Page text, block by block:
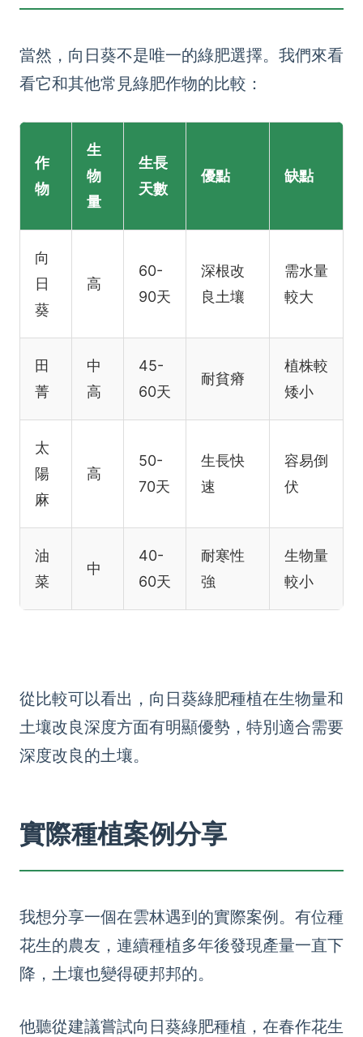
當然，向日葵不是唯一的綠肥選擇。我們來看
看它和其他常見綠肥作物的比較：
作
物
生
物
量
生長
天數
優點 缺點
向
日
葵
高
60-
90天
深根改
良土壤
需水量
較大
田
菁
中
高
45-
60天
耐貧瘠
植株較
矮小
太
陽
麻
高
50-
70天
生長快
速
容易倒
伏
油
菜
中
40-
60天
耐寒性
強
生物量
較小
從比較可以看出，向日葵綠肥種植在生物量和
土壤改良深度方面有明顯優勢，特別適合需要
深度改良的土壤。
實際種植案例分享
我想分享一個在雲林遇到的實際案例。有位種
花生的農友，連續種植多年後發現產量一直下
降，土壤也變得硬邦邦的。
他聽從建議嘗試向日葵綠肥種植，在春作花生